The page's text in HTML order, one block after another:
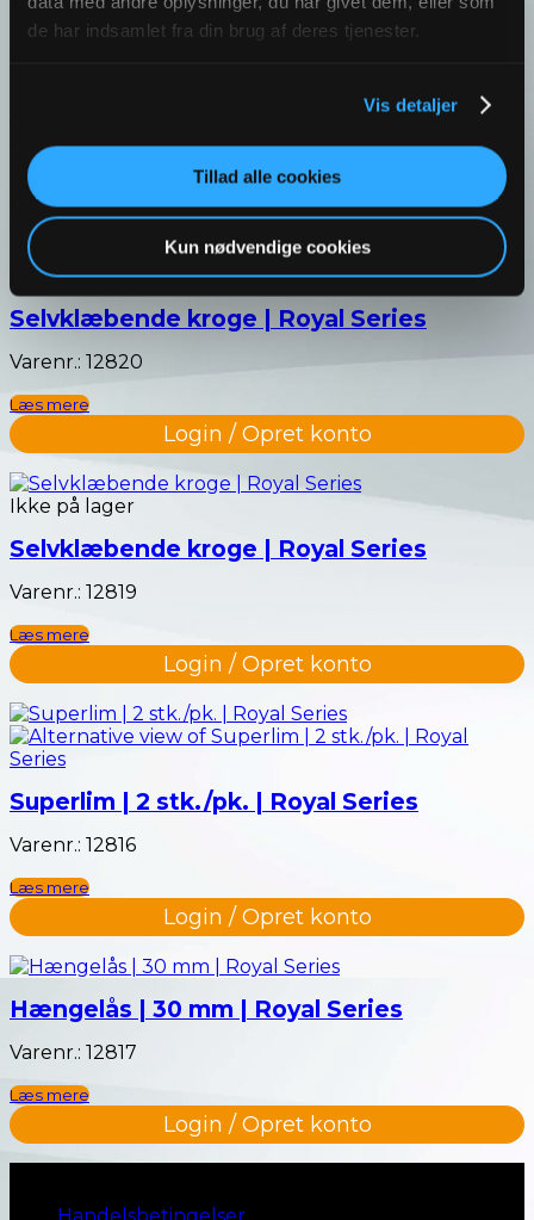
de har indsamlet fra din brug af deres tjenester.
Vis detaljer
Tillad alle cookies
Kun nødvendige cookies
Filtpuder | Ø20 mm | 16 stk. | Royal Series
Varenr.: 13185
Læs mere
Login / Opret konto
Selvklæbende kroge | Royal Series
Varenr.: 12820
Læs mere
Login / Opret konto
Ikke på lager
Selvklæbende kroge | Royal Series
Varenr.: 12819
Læs mere
Login / Opret konto
Superlim | 2 stk./pk. | Royal Series
Varenr.: 12816
Læs mere
Login / Opret konto
Hængelås | 30 mm | Royal Series
Varenr.: 12817
Læs mere
Login / Opret konto
Handelsbetingelser